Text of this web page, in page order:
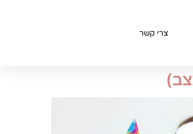
צרי קשר